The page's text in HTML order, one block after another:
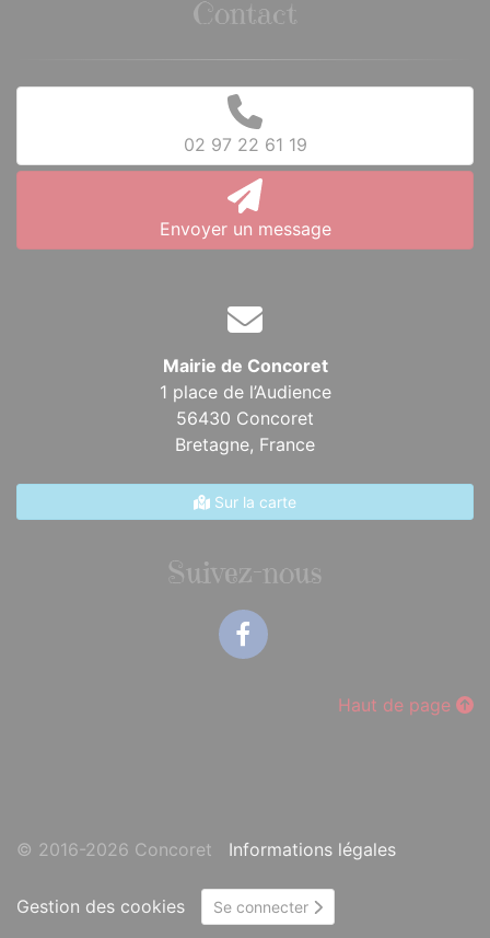
Contact
02 97 22 61 19
Envoyer un message
Mairie de Concoret
1 place de l’Audience
56430 Concoret
Bretagne, France
Sur la carte
Suivez-nous
Haut de page
© 2016-2026 Concoret Informations légales
Gestion des cookies Se connecter